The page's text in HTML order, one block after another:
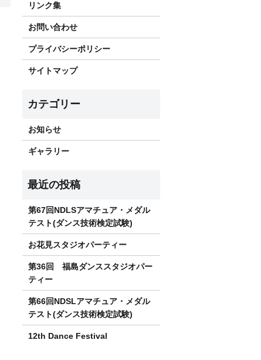
リンク集
お問い合わせ
プライバシーポリシー
サイトマップ
お知らせ
ギャラリー
第67回NDLSアマチュア・メダル
テスト(ダンス技術検定試験)
お花見スタジオパーティー
第36回 福島ダンススタジオパー
ティー
第66回NDSLアマチュア・メダル
テスト(ダンス技術検定試験)
12th Dance Festival